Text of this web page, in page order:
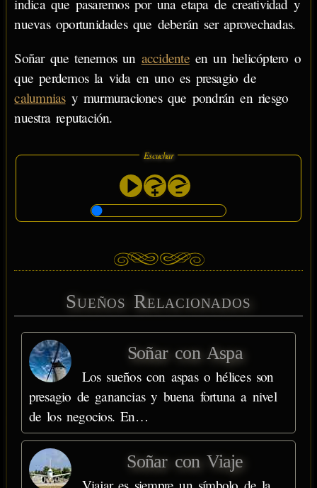
indica que pasaremos por una etapa de creatividad y
nuevas oportunidades que deberán ser aprovechadas.
Soñar que tenemos un accidenteen un helicóptero o
que perdemos la vida en uno es presagio de
calumniasy murmuraciones que pondrán en riesgo
nuestra reputación.
Escuchar
Sueños Relacionados
Soñar con Aspa
Los sueños con aspas o hélices son
presagio de ganancias y buena fortuna a nivel
de los negocios. En…
Soñar con Viaje